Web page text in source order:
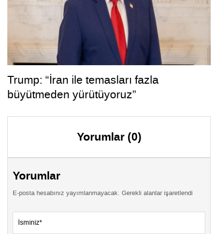
Trump: “İran ile temasları fazla
büyütmeden yürütüyoruz”
Yorumlar (0)
Yorumlar
E-posta hesabınız yayımlanmayacak. Gerekli alanlar işaretlendi